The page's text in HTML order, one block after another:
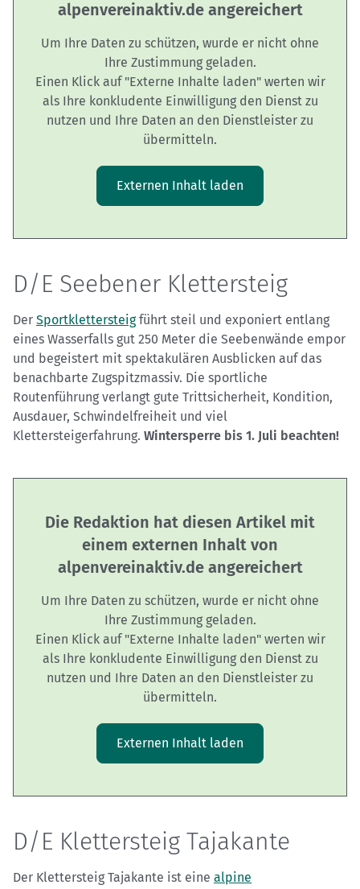
alpenvereinaktiv.de angereichert
Um Ihre Daten zu schützen, wurde er nicht ohne
Ihre Zustimmung geladen.
Einen Klick auf "Externe Inhalte laden" werten wir
als Ihre konkludente Einwilligung den Dienst zu
nutzen und Ihre Daten an den Dienstleister zu
übermitteln.
Externen Inhalt laden
D/E Seebener Klettersteig
Der Sportklettersteigführt steil und exponiert entlang
eines Wasserfalls gut 250 Meter die Seebenwände empor
und begeistert mit spektakulären Ausblicken auf das
benachbarte Zugspitzmassiv. Die sportliche
Routenführung verlangt gute Trittsicherheit, Kondition,
Ausdauer, Schwindelfreiheit und viel
Klettersteigerfahrung. Wintersperre bis 1. Juli beachten!
Die Redaktion hat diesen Artikel mit
einem externen Inhalt von
alpenvereinaktiv.de angereichert
Um Ihre Daten zu schützen, wurde er nicht ohne
Ihre Zustimmung geladen.
Einen Klick auf "Externe Inhalte laden" werten wir
als Ihre konkludente Einwilligung den Dienst zu
nutzen und Ihre Daten an den Dienstleister zu
übermitteln.
Externen Inhalt laden
D/E Klettersteig Tajakante
Der Klettersteig Tajakante ist eine alpine